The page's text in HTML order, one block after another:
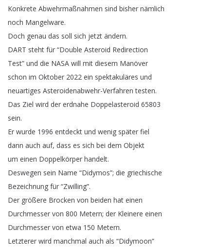
Konkrete Abwehrmaßnahmen sind bisher nämlich
noch Mangelware.
Doch genau das soll sich jetzt ändern.
DART steht für “Double Asteroid Redirection
Test” und die NASA will mit diesem Manöver
schon im Oktober 2022 ein spektakuläres und
neuartiges Asteroidenabwehr-Verfahren testen.
Das Ziel wird der erdnahe Doppelasteroid 65803
sein.
Er wurde 1996 entdeckt und wenig später fiel
dann auch auf, dass es sich bei dem Objekt
um einen Doppelkörper handelt.
Deswegen sein Name “Didymos”; die griechische
Bezeichnung für “Zwilling”.
Der größere Brocken von beiden hat einen
Durchmesser von 800 Metern; der Kleinere einen
Durchmesser von etwa 150 Metern.
Letzterer wird manchmal auch als “Didymoon”